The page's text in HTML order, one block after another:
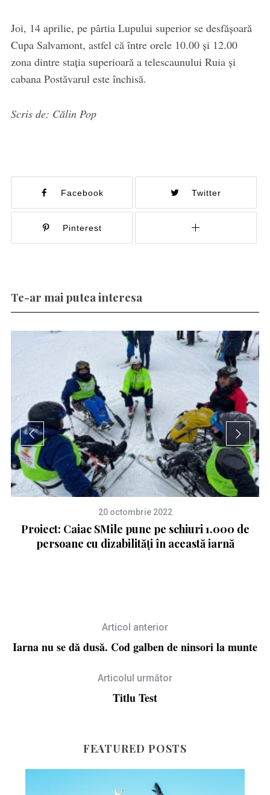
Joi, 14 aprilie, pe pârtia Lupului superior se desfășoară
Cupa Salvamont, astfel că între orele 10.00 și 12.00
zona dintre stația superioară a telescaunului Ruia și
cabana Postăvarul este închisă.
Scris de: Călin Pop
Facebook Twitter
Pinterest
Te-ar mai putea interesa
20 octombrie 2022
Proiect: Caiac SMile pune pe schiuri 1.000 de
persoane cu dizabilități în această iarnă
Articol anterior
Iarna nu se dă dusă. Cod galben de ninsori la munte
Articolul următor
Titlu Test
FEATURED POSTS